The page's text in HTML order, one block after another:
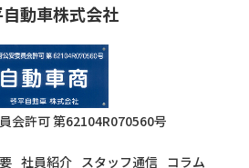
動車株式会社
会許可第62104R070560号
社員紹介 スタッフ通信 コラム